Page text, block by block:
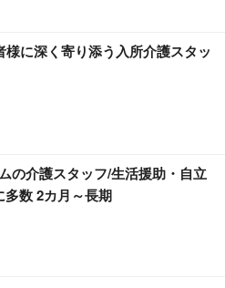
に深く寄り添う入所介護スタッ
の介護スタッフ/生活援助・自立
数 2カ月～長期